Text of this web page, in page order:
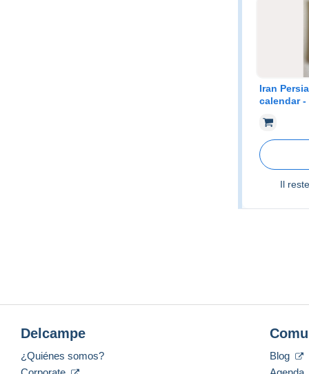
Iran
calendar
Il reste
Delcampe
¿Quiénes somos?
Blog